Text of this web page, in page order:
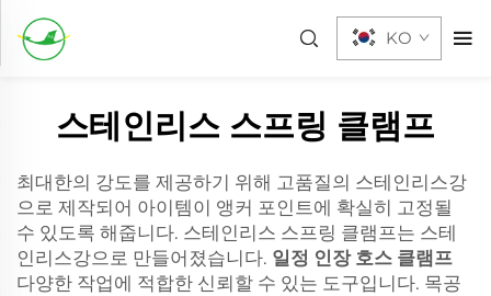
KO
스테인리스 스프링 클램프
최대한의 강도를 제공하기 위해 고품질의 스테인리스강
으로 제작되어 아이템이 앵커 포인트에 확실히 고정될
수 있도록 해줍니다. 스테인리스 스프링 클램프는 스테
인리스강으로 만들어졌습니다. 일정 인장 호스 클램프
다양한 작업에 적합한 신뢰할 수 있는 도구입니다. 목공